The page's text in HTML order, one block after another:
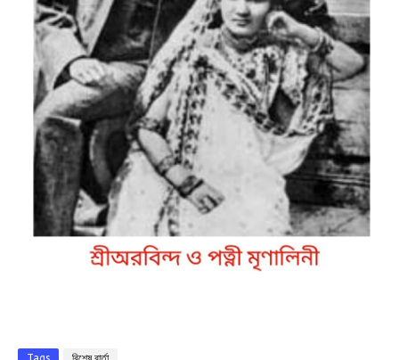
Tags বিশেষ বার্তা